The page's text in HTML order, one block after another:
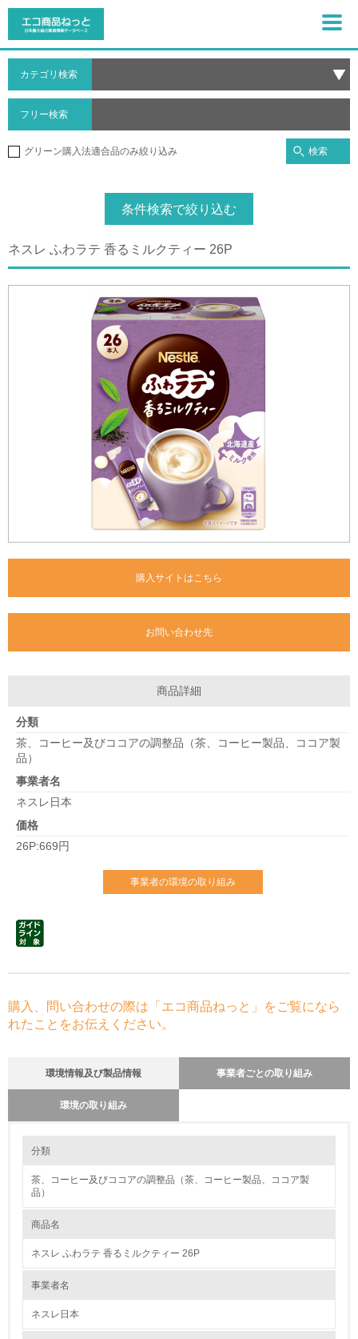
カテゴリ検索
フリー検索
グリーン購入法適合品のみ絞り込み 検索
条件検索で絞り込む
ネスレ ふわラテ 香るミルクティー 26P
購入サイトはこちら
お問い合わせ先
商品詳細
分類
茶、コーヒー及びココアの調整品（茶、コーヒー製品、ココア製
品）
事業者名
ネスレ日本
価格
26P:669円
事業者の環境の取り組み
購入、問い合わせの際は「エコ商品ねっと」をご覧になら
れたことをお伝えください。
環境情報及び製品情報 事業者ごとの取り組み
環境の取り組み
ネスレ日本は2010年からモーダルシフト（トラックによる輸送から鉄道
的に取り組んでまいりました。 2023年9月より、JR貨物グループとの連
携によりトラック輸送から貨物鉄道輸送への移行をさらに加速させ、
しました。 本取り組みの開始により、静岡エリアから関西エリアへ200ト
(CO2)排出量は約900トン削減できる見込みです。また、今後も段階的に
対象品目と地域の拡大に取り組む予定です。
1.環境取り組み体制
1.
環境方針を持っている
分類
茶、コーヒー及びココアの調整品（茶、コーヒー製品、ココア製
品）
商品名
ネスレ ふわラテ 香るミルクティー 26P
事業者名
ネスレ日本